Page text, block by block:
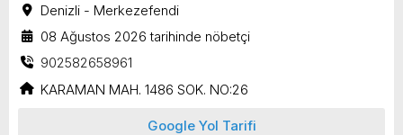
Denizli - Merkezefendi
08 Ağustos 2026 tarihinde nöbetçi
902582658961
KARAMAN MAH. 1486 SOK. NO:26
Google Yol Tarifi